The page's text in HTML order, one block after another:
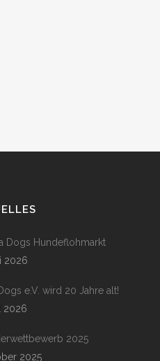
Dogs Hundeflohmarkt
2026
e.V. wird 20 Jahre alt!
2026
2025
2025